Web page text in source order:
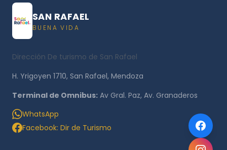
SAN RAFAEL
BUENA VIDA
Dirección De turismo de San Rafael
H. Yrigoyen 1710, San Rafael, Mendoza
Terminal de Omnibus: Av Gral. Paz, Av. Granaderos
WhatsApp
Facebook: Dir de Turismo